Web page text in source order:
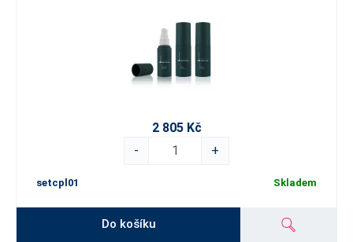
2 805 Kč
-
+
setcpl01 Skladem
Do košíku